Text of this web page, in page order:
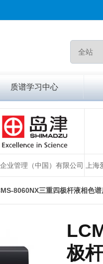
质谱学习中心
业管理（中国）有限公司 上
8060NX三重四极杆液相色
极